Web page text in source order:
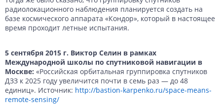
радиолокационного наблюдения планируется создать на
базе космического аппарата «Кондор», который в настоящее
время проходит летные испытания.
5 сентября 2015 г. Виктор Селин в рамках
Международной школы по спутниковой навигации в
Москве: «Российская орбитальная группировка спутников
ДЗЗ к 2025 году увеличится почти в семь раз — до 48
единиц». Источник: http://bastion-karpenko.ru/space-means-
remote-sensing/